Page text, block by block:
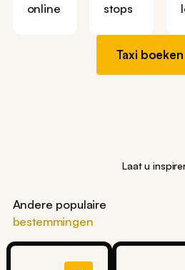
online
stops
Taxi boeken
Laat u
Andere populaire
bestemmingen